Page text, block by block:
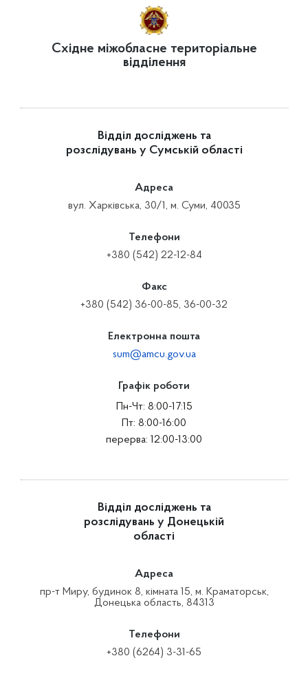
Східне міжобласне територіальне
відділення
Відділ досліджень та
розслідувань у Сумській області
Адреса
вул. Харківська, 30/1, м. Суми, 40035
Телефони
+380 (542) 22-12-84
Факс
+380 (542) 36-00-85, 36-00-32
Електронна пошта
sum@amcu.gov.ua
Графік роботи
Пн-Чт: 8:00-17:15
Пт: 8:00-16:00
перерва: 12:00-13:00
Відділ досліджень та
розслідувань у Донецькій
області
Адреса
пр-т Миру, будинок 8, кімната 15, м. Краматорськ,
Донецька область, 84313
Телефони
+380 (6264) 3-31-65